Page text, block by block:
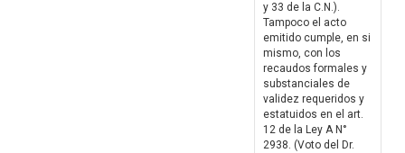
y 33 de la C.N.).
Tampoco el acto
emitido cumple, en si
mismo, con los
recaudos formales y
substanciales de
validez requeridos y
estatuidos en el art.
12 de la Ley A N°
2938. (Voto del Dr.